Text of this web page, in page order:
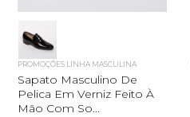
PROMOÇÕES LINHA MASCULINA
Sapato Masculino De
Pelica Em Verniz Feito À
Mão Com So...